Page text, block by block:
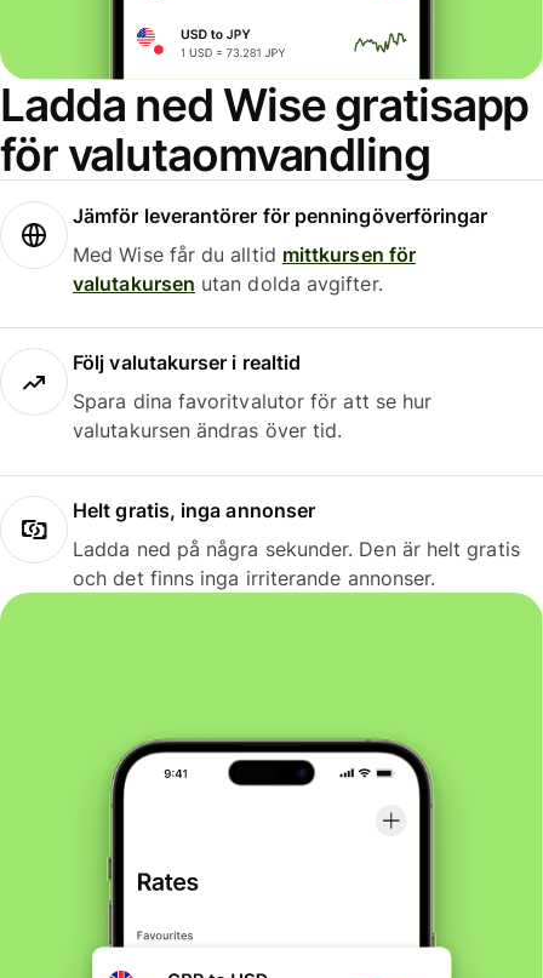
Ladda ned Wise gratisapp
för valutaomvandling
Jämför leverantörer för penningöverföringar
Med Wise får du alltid mittkursen för
valutakursen utan dolda avgifter.
Följ valutakurser i realtid
Spara dina favoritvalutor för att se hur
valutakursen ändras över tid.
Helt gratis, inga annonser
Ladda ned på några sekunder. Den är helt gratis
och det finns inga irriterande annonser.